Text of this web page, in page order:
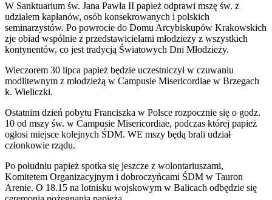
W Sanktuarium św. Jana Pawła II papież odprawi mszę św. z
udziałem kapłanów, osób konsekrowanych i polskich
seminarzystów. Po powrocie do Domu Arcybiskupów Krakowskich
zje obiad wspólnie z przedstawicielami młodzieży z wszystkich
kontynentów, co jest tradycją Światowych Dni Młodzieży.
Wieczorem 30 lipca papież będzie uczestniczył w czuwaniu
modlitewnym z młodzieżą w Campusie Misericordiae w Brzegach
k. Wieliczki.
Ostatnim dzień pobytu Franciszka w Polsce rozpocznie się o godz.
10 od mszy św. w Campusie Misericordiae, podczas której papież
ogłosi miejsce kolejnych ŚDM. WE mszy będą brali udział
członkowie rządu.
Po południu papież spotka się jeszcze z wolontariuszami,
Komitetem Organizacyjnym i dobroczyńcami ŚDM w Tauron
Arenie. O 18.15 na lotnisku wojskowym w Balicach odbędzie się